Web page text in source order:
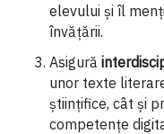
elevului şi îl
învăţării.
Asigură
unor texte
științifice, cât și
competențe